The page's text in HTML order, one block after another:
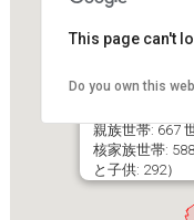
埼玉県さいた
親族世帯: 667
核家族世帯:
と子供: 292）
This page can't
Do you own this